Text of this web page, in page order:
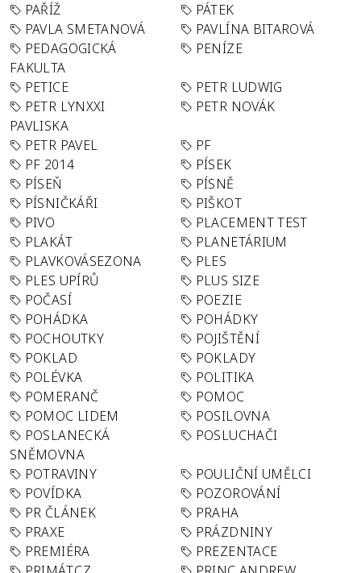
PAŘÍŽ
PÁTEK
PAVLA SMETANOVÁ
PAVLÍNA BITAROVÁ
PEDAGOGICKÁ
FAKULTA
PENÍZE
PETICE
PETR LUDWIG
PETR LYNXXI
PAVLISKA
PETR NOVÁK
PETR PAVEL
PF
PF 2014
PÍSEK
PÍSEŇ
PÍSNĚ
PÍSNIČKÁŘI
PIŠKOT
PIVO
PLACEMENT TEST
PLAKÁT
PLANETÁRIUM
PLAVKOVÁSEZONA
PLES
PLES UPÍRŮ
PLUS SIZE
POČASÍ
POEZIE
POHÁDKA
POHÁDKY
POCHOUTKY
POJIŠTĚNÍ
POKLAD
POKLADY
POLÉVKA
POLITIKA
POMERANČ
POMOC
POMOC LIDEM
POSILOVNA
POSLANECKÁ
SNĚMOVNA
POSLUCHAČI
POTRAVINY
POULIČNÍ UMĚLCI
POVÍDKA
POZOROVÁNÍ
PR ČLÁNEK
PRAHA
PRAXE
PRÁZDNINY
PREMIÉRA
PREZENTACE